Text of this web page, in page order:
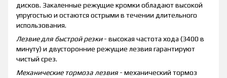
дисков. Закаленные режущие кромки обладают высокой
упругостью и остаются острыми в течении длительного
использования.
Лезвие для быстрой резки- высокая частота хода (3400 в
минуту) и двусторонние режущие лезвия гарантируют
чистый срез.
Механические тормоза лезвия- механический тормоз